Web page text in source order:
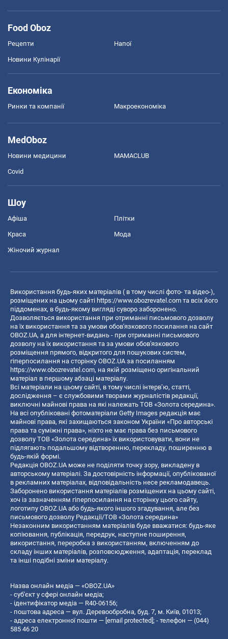
Food Oboz
Рецепти Напої
Новини Кулінарії
Економіка
Ринки та компанії Макроекономіка
MedOboz
Новини медицини MAMACLUB
Covid
Шоу
Афіша Плітки
Краса Мода
Жіночий журнал
Використання будь-яких матеріалів ( в тому числі фото- та відео-),
розміщених на цьому сайті https://www.obozrevatel.com та всіх його
піддоменах, в будь-якому вигляді суворо заборонено.
Дозволяється використання при отриманні письмового дозволу
на їх використання та за умови обов'язкового посилання на сайт
OBOZ.UA, а для інтернет-видань - при отриманні письмового
дозволу на їх використання та за умови обов'язкового
розміщення прямого, відкритого для пошукових систем,
гіперпосилання на сторінку OBOZ.UA за посиланням
https://www.obozrevatel.com, на якій розміщено оригінальний
матеріал в першому абзаці матеріалу.
Всі матеріали на цьому сайті, в тому числі інтерв’ю, статті,
дослідження – є службовими творами журналістів редакції,
виключні майнові права на які належать ТОВ «Золота середина».
На всі опубліковані фотоматеріали Getty Images редакція має
майнові права, які захищаються законом України «Про авторські
права та суміжні права», ніхто не має права без письмового
дозволу ТОВ «Золота середина» їх використовувати, вони не
підлягають подальшому відтворенню, перекладу, поширенню в
будь-якій формі.
Редакція OBOZ.UA може не поділяти точку зору, викладену в
авторському матеріалі. За достовірність інформації, опублікованої
в рекламних матеріалах, відповідальність несе рекламодавець.
Заборонено використання матеріалів розміщених на цьому сайті,
хоч із зазначенням гіперпосилання на сторінку цього сайту,
логотипу OBOZ.UA або будь-якого іншого згадування, але без
письмового дозволу Редакції/ТОВ «Золота середина»
Незаконним використанням матеріалів буде вважатися: будь-яке
копiювання, публiкацiя, передрук, наступне поширення,
використання, переробка з використанням, включенням до
складу інших матеріалів, розповсюдження, адаптація, переклад
та інші подібні зміни матеріалу.
Назва онлайн медіа — «OBOZ.UA»
- суб'єкт у сфері онлайн медіа;
- ідентифікатор медіа — R40-06156;
- поштова адреса — вул. Деревообробна, буд. 7, м. Київ, 01013;
- адреса електронної пошти — [email protected] ; - телефон — (044)
585 46 20